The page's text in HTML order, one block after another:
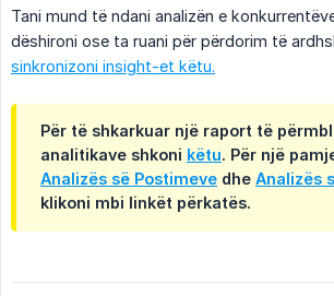
Tani mund të ndani analizën e
dëshironi ose ta ruani për përdorim të
sinkronizoni insight-et këtu.
Për të shkarkuar një raport të
analitikave shkoni këtu. Për një
Analizës së Postimeve dhe Analizës
klikoni mbi linkët përkatës.